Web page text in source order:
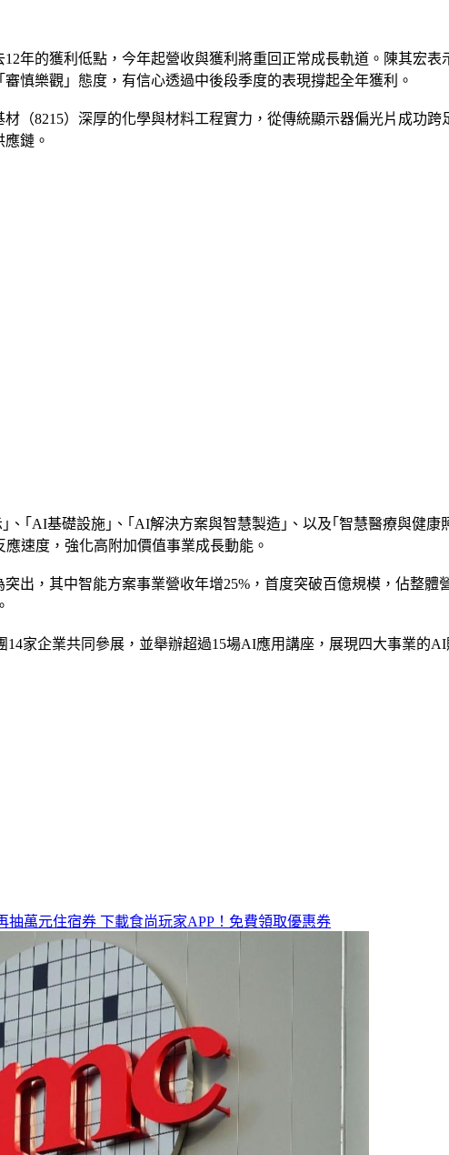
年的獲利低點，今年起營收與獲利將重回正常成長軌道。陳其宏
慎樂觀」態度，有信心透過中後段季度的表現撐起全年獲利。
（8215）深厚的化學與材料工程實力，從傳統顯示器偏光片成功
鏈。
、｢AI基礎設施｣、｢AI解決方案與智慧製造｣、以及｢智慧醫療與健
速度，強化高附加價值事業成長動能。
出，其中智能方案事業營收年增25%，首度突破百億規模，佔整體
14家企業共同參展，並舉辦超過15場AI應用講座，展現四大事業的
抽萬元住宿券 下載食尚玩家APP！免費領取優惠券